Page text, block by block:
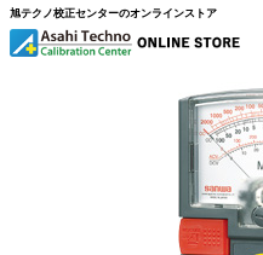
旭テクノ校正センターのオンラインストア